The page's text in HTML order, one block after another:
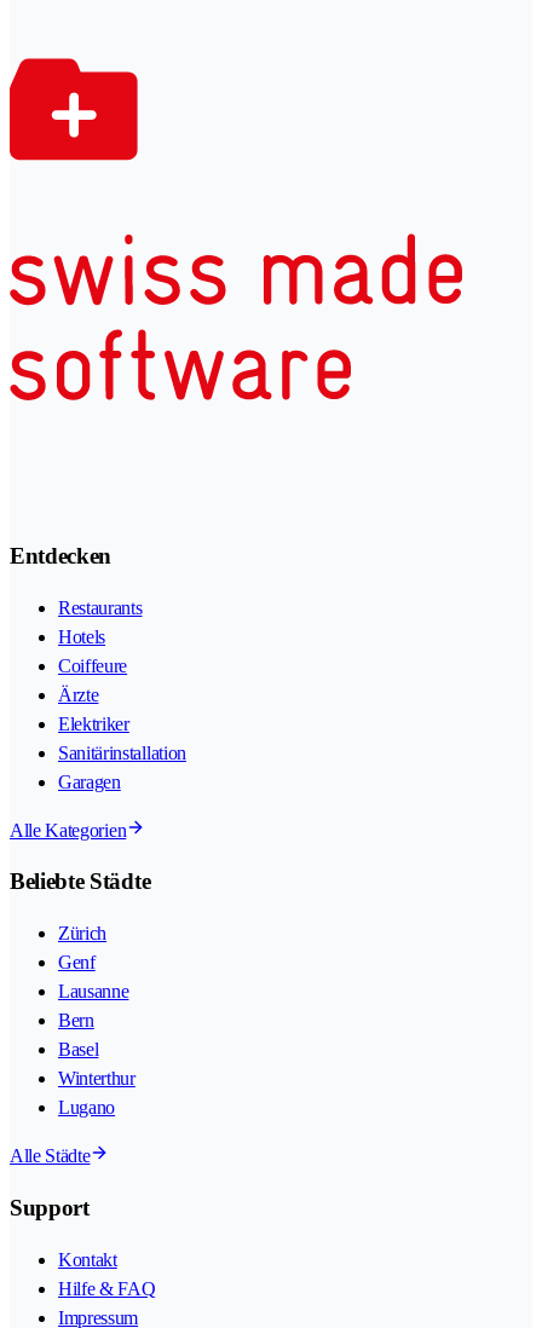
Entdecken
Restaurants
Hotels
Coiffeure
Ärzte
Elektriker
Sanitärinstallation
Garagen
Alle Kategorien
Beliebte Städte
Zürich
Genf
Lausanne
Bern
Basel
Winterthur
Lugano
Alle Städte
Support
Kontakt
Hilfe & FAQ
Impressum